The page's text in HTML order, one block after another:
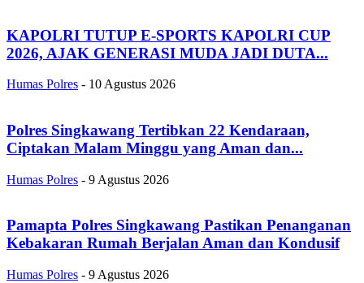
KAPOLRI TUTUP E-SPORTS KAPOLRI CUP
2026, AJAK GENERASI MUDA JADI DUTA...
Humas Polres - 10 Agustus 2026
Polres Singkawang Tertibkan 22 Kendaraan,
Ciptakan Malam Minggu yang Aman dan...
Humas Polres - 9 Agustus 2026
Pamapta Polres Singkawang Pastikan Penanganan
Kebakaran Rumah Berjalan Aman dan Kondusif
Humas Polres - 9 Agustus 2026